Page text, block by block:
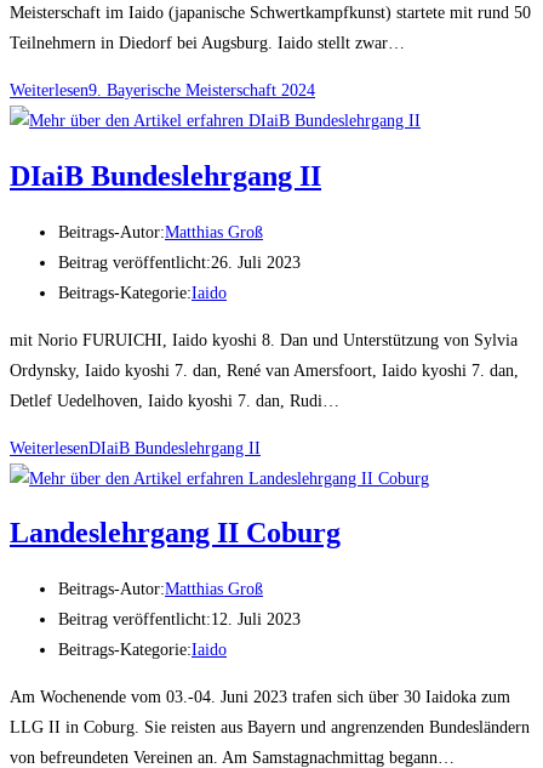
Meisterschaft im Iaido (japanische Schwertkampfkunst) startete mit rund 50
Teilnehmern in Diedorf bei Augsburg. Iaido stellt zwar…
Weiterlesen9. Bayerische Meisterschaft 2024
DIaiB Bundeslehrgang II
Beitrags-Autor:Matthias Groß
Beitrag veröffentlicht:26. Juli 2023
Beitrags-Kategorie:Iaido
mit Norio FURUICHI, Iaido kyoshi 8. Dan und Unterstützung von Sylvia
Ordynsky, Iaido kyoshi 7. dan, René van Amersfoort, Iaido kyoshi 7. dan,
Detlef Uedelhoven, Iaido kyoshi 7. dan, Rudi…
WeiterlesenDIaiB Bundeslehrgang II
Landeslehrgang II Coburg
Beitrags-Autor:Matthias Groß
Beitrag veröffentlicht:12. Juli 2023
Beitrags-Kategorie:Iaido
Am Wochenende vom 03.-04. Juni 2023 trafen sich über 30 Iaidoka zum
LLG II in Coburg. Sie reisten aus Bayern und angrenzenden Bundesländern
von befreundeten Vereinen an. Am Samstagnachmittag begann…